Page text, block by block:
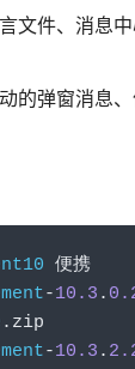
文件、消息
的弹窗消息
便携
-10.3 .
. zip
-10.3 .